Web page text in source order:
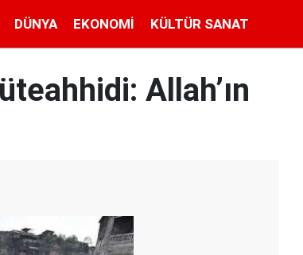
DÜNYA EKONOMI KÜLTÜR SANAT
Allah’ın